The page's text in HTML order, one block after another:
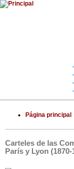
Página principal
Carteles de las
París y Lyon (1870-